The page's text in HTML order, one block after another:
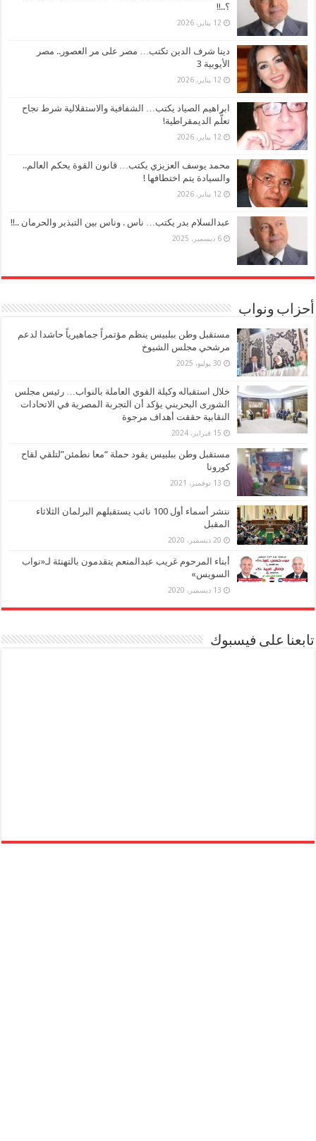
؟..!!
12 يناير، 2026
دينا شرف الدين تكتب… مصر على مر العصور.. مصر
الأيوبية 3
12 يناير، 2026
ابراهيم الصياد يكتب… الشفافية والاستقلالية شرط نجاح
تعلُّم الديمقراطية!
12 يناير، 2026
محمد يوسف العزيزي يكتب… قانون القوة يحكم العالم..
والسيادة يتم اختطافها !
12 يناير، 2026
عبدالسلام بدر يكتب… ناس . وناس بين التبذير والحرمان ..!!
6 ديسمبر، 2025
أحزاب ونواب
مستقبل وطن ببلبيس ينظم مؤتمراً جماهيرياً حاشدا لدعم
مرشحي مجلس الشيوخ
30 يوليو، 2025
خلال استقباله وكيلة القوي العاملة بالنواب… رئيس مجلس
الشورى البحريني يؤكد أن التجربة المصرية في الاتحادات
النقابية حققت أهداف مرجوة
15 فبراير، 2024
مستقبل وطن ببلبيس يقود حملة “معا نطمئن”لتلقي لقاح
كورونا
13 نوفمبر، 2021
ننشر أسماء أول 100 نائب يستقبلهم البرلمان الثلاثاء
المقبل
20 ديسمبر، 2020
أبناء المرحوم غريب عبدالمنعم يتقدمون بالتهنئة لـ«نواب
السويس»
13 ديسمبر، 2020
تابعنا على فيسبوك